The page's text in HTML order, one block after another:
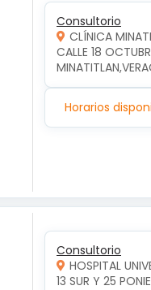
Consultorio
CLÍNICA
CALLE 18
Horarios
Consultorio
HOSPITAL
13 SUR Y 25